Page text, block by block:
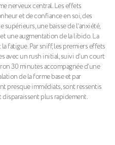
nerveux central. Les effets
et de confiance en soi, des
une baisse de l’anxiété,
une augmentation de la libido. La
fatigue. Par sniff, les premiers effets
avec un rush initial, suivi d’un court
30 minutes accompagnée d’une
de la forme base et par
presque immédiats, sont ressentis
plus rapidement.